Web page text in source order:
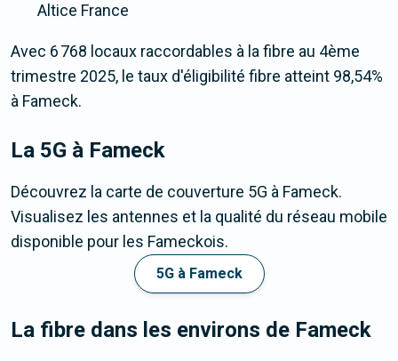
Altice France
Avec 6 768 locaux raccordables à la fibre au 4ème
trimestre 2025, le taux d'éligibilité fibre atteint 98,54%
à Fameck.
La 5G à Fameck
Découvrez la carte de couverture 5G à Fameck.
Visualisez les antennes et la qualité du réseau mobile
disponible pour les Fameckois.
5G à Fameck
La fibre dans les environs de Fameck